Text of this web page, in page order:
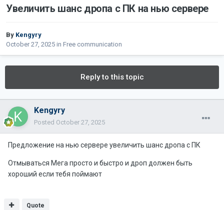
Увеличить шанс дропа с ПК на нью сервере
By Kengyry
October 27, 2025 in Free communication
Reply to this topic
Kengyry
Posted October 27, 2025
Предложение на нью сервере увеличить шанс дропа с ПК
Отмываться Мега просто и быстро и дроп должен быть
хороший если тебя поймают
Quote